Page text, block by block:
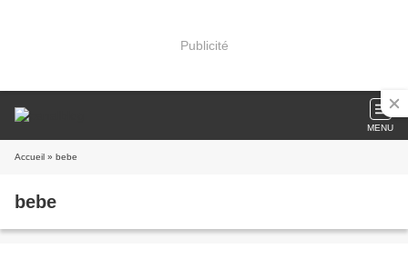
Publicité
MENU
Accueil » bebe
bebe